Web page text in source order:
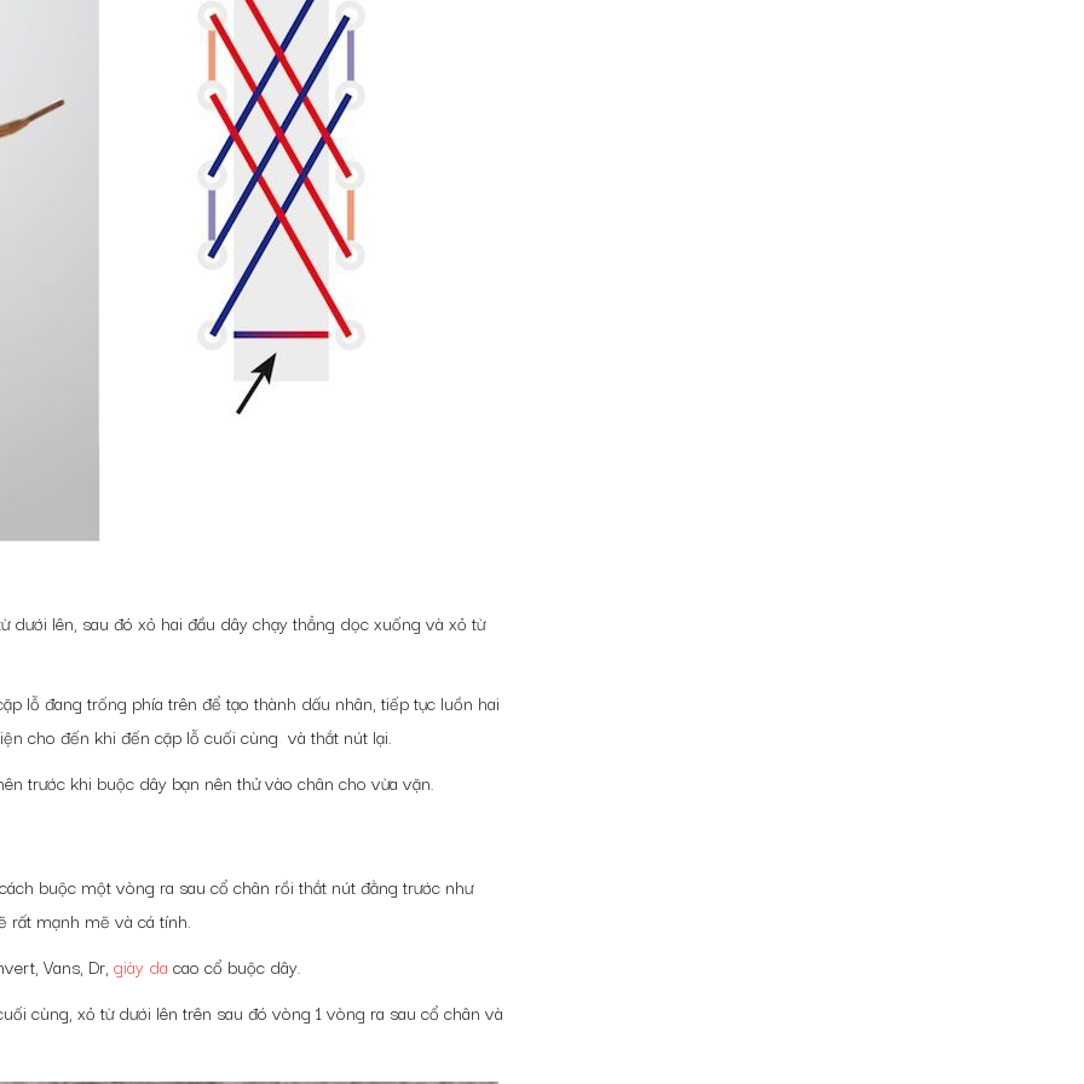
dưới lên, sau đó xỏ hai đầu dây chạy thẳng dọc xuống và xỏ từ
lỗ đang trống phía trên để tạo thành dấu nhân, tiếp tục luồn hai
cho đến khi đến cặp lỗ cuối cùng và thắt nút lại.
trước khi buộc dây bạn nên thử vào chân cho vừa vặn.
buộc một vòng ra sau cổ chân rồi thắt nút đằng trước như
rất mạnh mẽ và cá tính.
Vans, Dr, giày da cao cổ buộc dây.
cùng, xỏ từ dưới lên trên sau đó vòng 1 vòng ra sau cổ chân và